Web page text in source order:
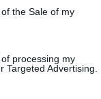
the Sale of my
processing my
Targeted Advertising.
A FAISKOLA.HU?